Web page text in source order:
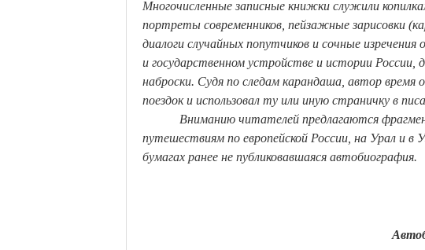
Многочисленные записные книжки служили
портреты современников, пейзажные зарисовки
диалоги случайных попутчиков и сочные
и государственном устройстве и истории России,
наброски. Судя по следам карандаша, автор время
поездок и использовал ту или иную страничку в
Вниманию читателей предлагаются
путешествиям по европейской России, на Урал и
бумагах ранее не публиковавшаяся автобиография.